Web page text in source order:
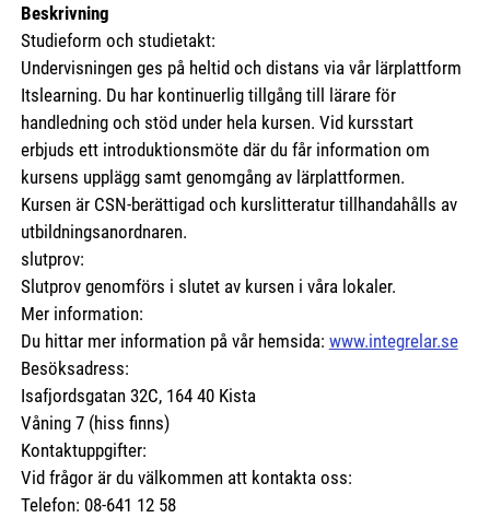
Beskrivning
Studieform och studietakt:
Undervisningen ges på heltid och distans via vår lärplattform
Itslearning. Du har kontinuerlig tillgång till lärare för
handledning och stöd under hela kursen. Vid kursstart
erbjuds ett introduktionsmöte där du får information om
kursens upplägg samt genomgång av lärplattformen.
Kursen är CSN-berättigad och kurslitteratur tillhandahålls av
utbildningsanordnaren.
slutprov:
Slutprov genomförs i slutet av kursen i våra lokaler.
Mer information:
Du hittar mer information på vår hemsida: www.integrelar.se
Besöksadress:
Isafjordsgatan 32C, 164 40 Kista
Våning 7 (hiss finns)
Kontaktuppgifter:
Vid frågor är du välkommen att kontakta oss:
Telefon: 08-641 12 58